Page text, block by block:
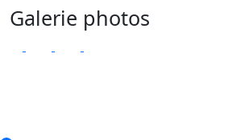
Galerie photos